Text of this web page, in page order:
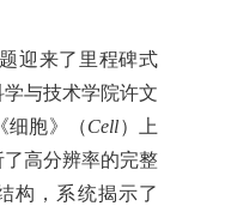
迎来了里程碑式
与技术学院许文
细胞》（Cell）上
高分辨率的完整
构，系统揭示了